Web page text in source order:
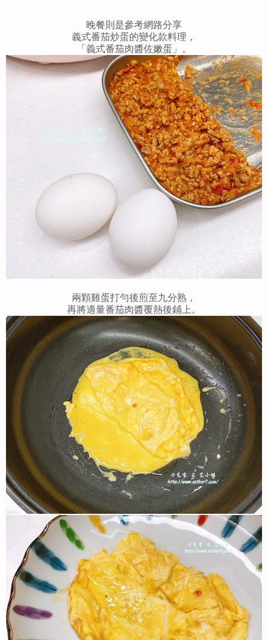
晚餐則是參考網路分享
義式番茄炒蛋的變化款料理，
「義式番茄肉醬佐嫩蛋」。
兩顆雞蛋打勻後煎至九分熟，
再將適量番茄肉醬覆熱後鋪上。